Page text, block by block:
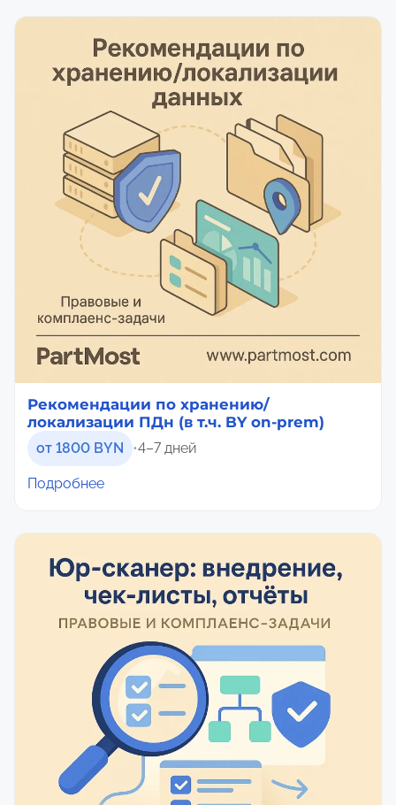
Рекомендации по хранению/
локализации ПДн (в т.ч. BY on-prem)
от 1800 BYN •4–7 дней
Подробнее